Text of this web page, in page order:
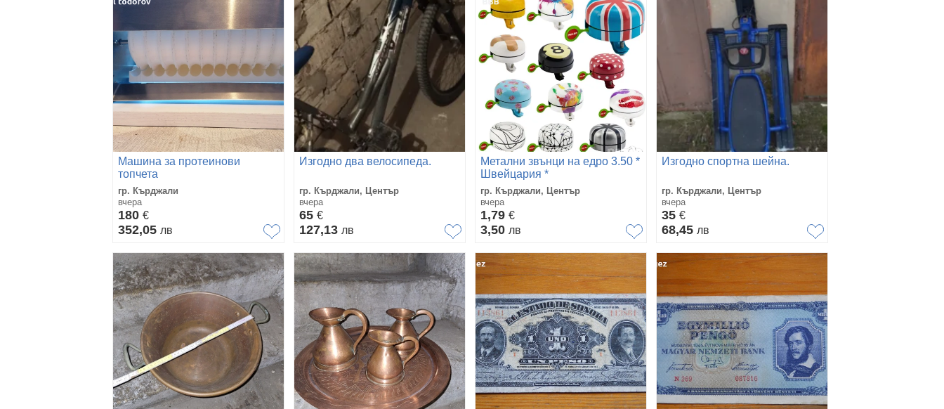
Машина за протеинови
топчета
гр. Кърджали
вчера
180 €
352,05 лв
Изгодно два велосипеда.
гр. Кърджали, Център
вчера
65 €
127,13 лв
Метални звънци на едро 3.50 *
Швейцария *
гр. Кърджали, Център
вчера
1,79 €
3,50 лв
Изгодно спортна шейна.
гр. Кърджали, Център
вчера
35 €
68,45 лв